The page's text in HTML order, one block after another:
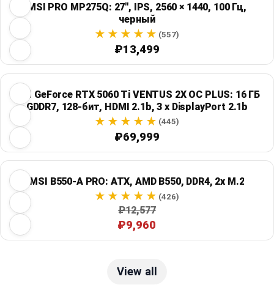
MSI PRO MP275Q: 27", IPS, 2560 × 1440, 100 Гц,
черный
(557)
₽13,499
MSI GeForce RTX 5060 Ti VENTUS 2X OC PLUS: 16 ГБ
GDDR7, 128-бит, HDMI 2.1b, 3 x DisplayPort 2.1b
(445)
₽69,999
MSI B550-A PRO: ATX, AMD B550, DDR4, 2x M.2
(426)
₽12,577
₽9,960
View all